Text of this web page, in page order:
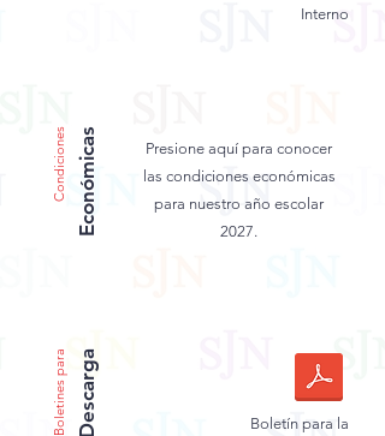
Interno
CondicionesEconómicas
Presione aquí para conocer
las condiciones económicas
para nuestro año escolar
2027.
Boletines paraDescarga
Boletín para la